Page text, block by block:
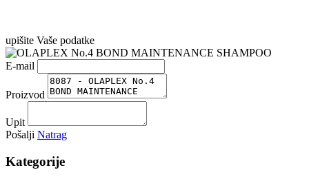
upišite Vaše podatke
E-mail
Proizvod
Upit
Pošalji Natrag
Kategorije